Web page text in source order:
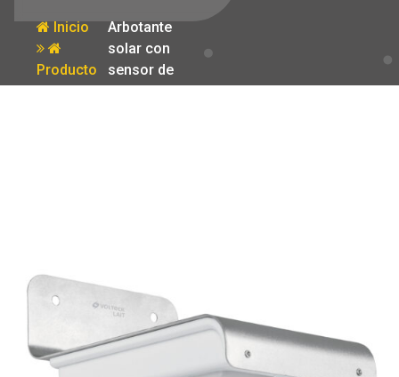
Inicio
Producto
Arbotante
solar con
sensor de
movimiento 16